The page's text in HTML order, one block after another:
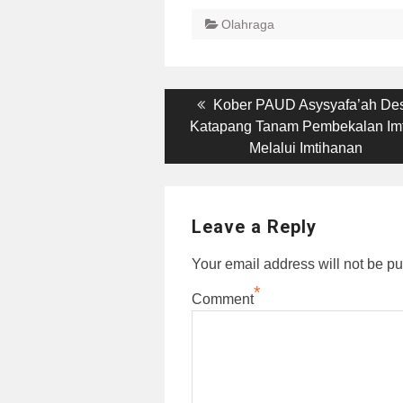
Olahraga
Post
navigation
Previous
post:
Kober PAUD Asysyafa’ah
Katapang Tanam Pembekalan
Melalui Imtihanan
Leave a Reply
Your email address will not be
Comment*